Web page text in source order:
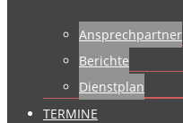
Ansprechpartner
Berichte
Dienstplan
TERMINE